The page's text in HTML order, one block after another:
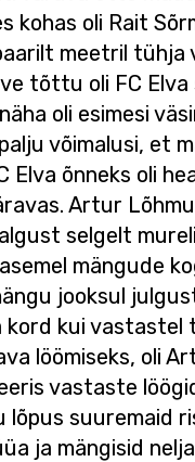
kohas oli Rait
meetril tühja
tõttu oli FC Elva
oli esimesi
võimalusi, et
Elva õnneks oli
Artur
selgelt
mängude
jooksul
kord kui vastastel
löömiseks, oli
vastaste
lõpus suuremaid
ja mängisid